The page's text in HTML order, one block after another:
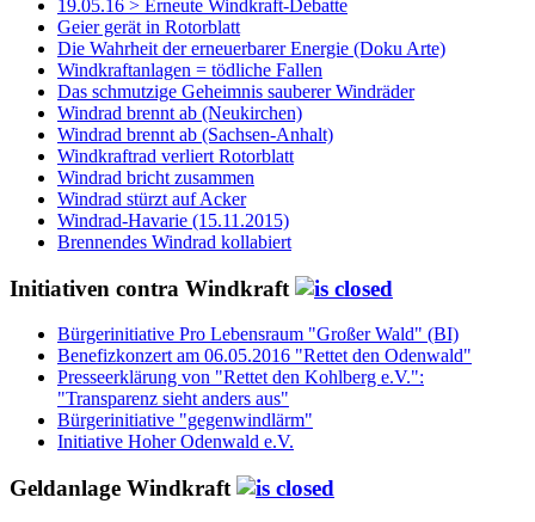
19.05.16 > Erneute Windkraft-Debatte
Geier gerät in Rotorblatt
Die Wahrheit der erneuerbarer Energie (Doku Arte)
Windkraftanlagen = tödliche Fallen
Das schmutzige Geheimnis sauberer Windräder
Windrad brennt ab (Neukirchen)
Windrad brennt ab (Sachsen-Anhalt)
Windkraftrad verliert Rotorblatt
Windrad bricht zusammen
Windrad stürzt auf Acker
Windrad-Havarie (15.11.2015)
Brennendes Windrad kollabiert
Initiativen contra Windkraft
Bürgerinitiative Pro Lebensraum "Großer Wald" (BI)
Benefizkonzert am 06.05.2016 "Rettet den Odenwald"
Presseerklärung von "Rettet den Kohlberg e.V.":
"Transparenz sieht anders aus"
Bürgerinitiative "gegenwindlärm"
Initiative Hoher Odenwald e.V.
Geldanlage Windkraft